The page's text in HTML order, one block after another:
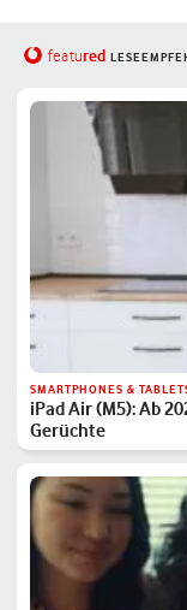
featured
SMARTPHONES &
iPad Air (M5): Ab
Gerüchte